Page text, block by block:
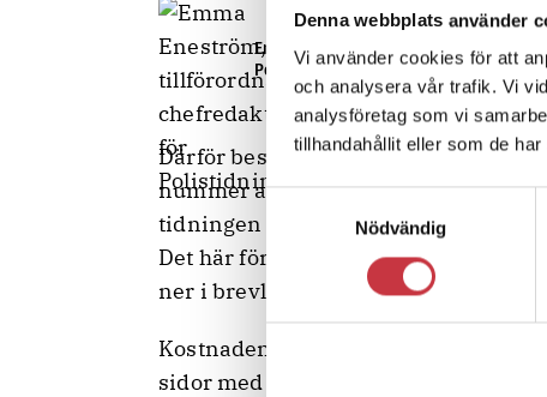
Denna webbplats använder
Vi använder cookies för att
och analysera vår trafik. Vi
analysföretag som vi
tillhandahållit eller som de
Nödvändig
Emma Eneström, tillförordnad
Polistidningen.Foto: Magnus Laupa.
Därför bestämde hon sig för att dra
nummer av tidningen som brukar
tidningen fram det som brukar vara
Det här för att minska glappet
ner i brevlådorna, och nästa nummer.
Kostnaden för ett nummer av
sidor med mera. Men att ta bort en